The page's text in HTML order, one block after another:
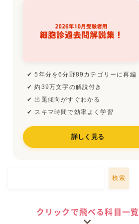
✔ 5年分を6分野89カテゴリーに再編
✔ 約39万文字の解説付き
✔ 出題傾向がすぐわかる
✔ スキマ時間で効率よく学習
詳しく見る
検索
クリックで飛べる科目一覧